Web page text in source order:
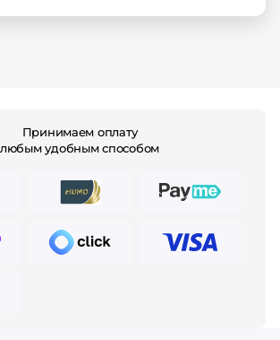
Принимаем оплату
любым удобным способом